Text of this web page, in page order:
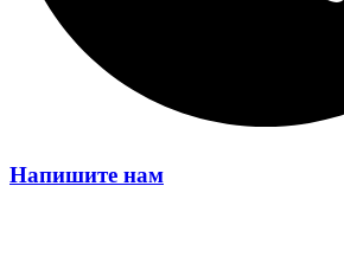
Напишите нам